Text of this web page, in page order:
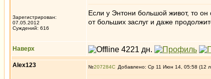
Зарегистрирован:
07.05.2012
Суждений: 616
Если у Энтони большой живот, то
от больших заслуг и даже
Наверх
Alex123 №207284 Добавлено: Ср 11 Июн 14, 05:58 (12